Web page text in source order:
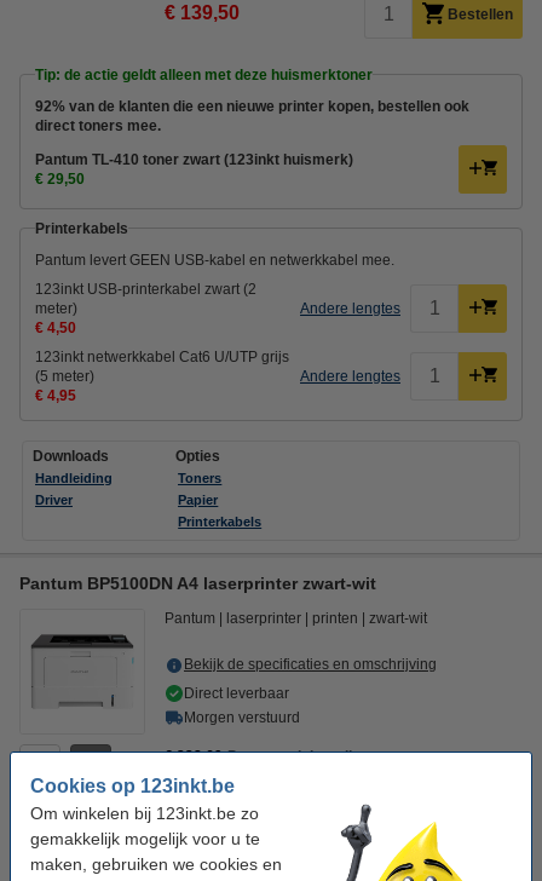
Cookies op 123inkt.be
Om winkelen bij 123inkt.be zo
gemakkelijk mogelijk voor u te
maken, gebruiken we cookies en
€ 139,50 Bestellen
Tip: de actie geldt alleen met deze huismerktoner
92% van de klanten die een nieuwe printer kopen, bestellen ook
direct toners mee.
Pantum TL-410 toner zwart (123inkt huismerk)
€ 29,50
Printerkabels
Pantum levert GEEN USB-kabel en netwerkkabel mee.
123inkt USB-printerkabel zwart (2
meter)
€ 4,50
Andere lengtes
123inkt netwerkkabel Cat6 U/UTP grijs
(5 meter)
€ 4,95
Andere lengtes
Downloads
Handleiding
Driver
Opties
Toners
Papier
Printerkabels
Pantum BP5100DN A4 laserprinter zwart-wit
Pantum laserprinter printen zwart-wit
Bekijk de specificaties en omschrijving
Direct leverbaar
Morgen verstuurd
€ 228,69 Pantum adviesprijs
€ 127,50
Tip: de actie geldt alleen met deze huismerk toner